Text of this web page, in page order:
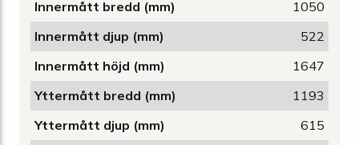
Innermått bredd (mm)
1050
Innermått djup (mm)
522
Innermått höjd (mm)
1647
Yttermått bredd (mm)
1193
Yttermått djup (mm)
615